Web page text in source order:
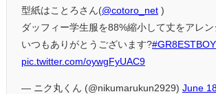
型紙はことろさん(@cotoro_net )
ダッフィー学生服を88%縮小して丈をアレン
いつもありがとうございます?#GR8ESTBOY
pic.twitter.com/oywgFyUAC9
— ニク丸くん (@nikumarukun2929) June